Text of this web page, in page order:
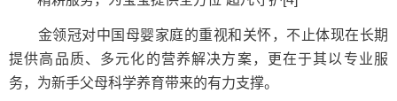
金领冠对中国母婴家庭的重视和关怀，不止体现在长期
提供高品质、多元化的营养解决方案，更在于其以专业服
务，为新手父母科学养育带来的有力支撑。